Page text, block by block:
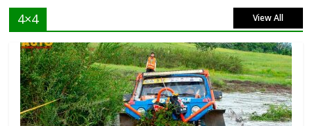
4×4 View All